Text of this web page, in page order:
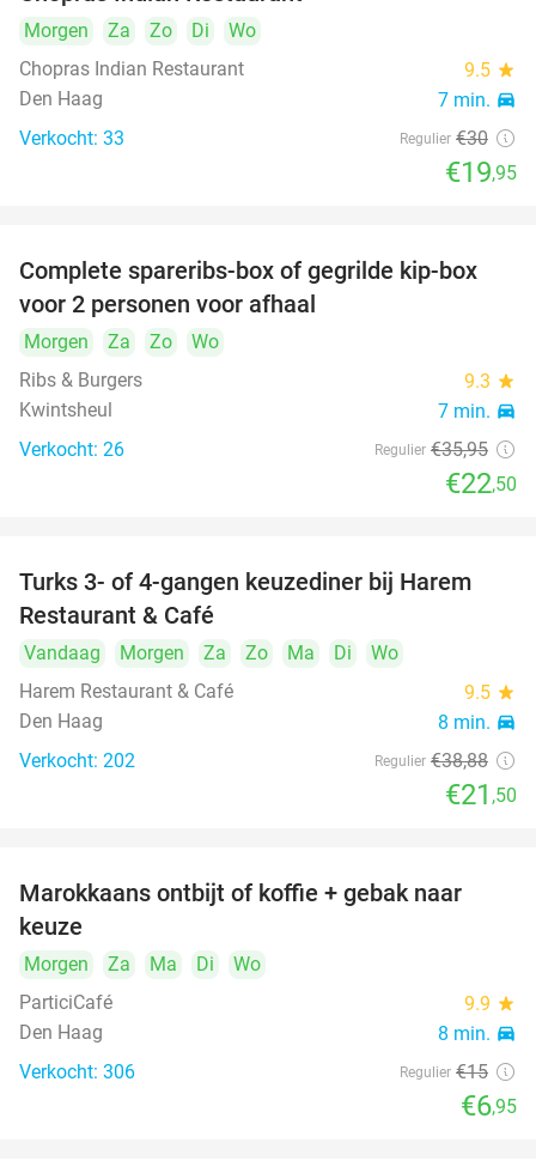
Morgen Za Zo Di
Wo
Chopras Indian Restaurant
9.5 star
Den Haag 7 min. directions_car
Verkocht: 33 Regulier €30
€19,95
37%
Complete spareribs-box of gegrilde kip-box
voor 2 personen voor afhaal
Morgen Za Zo
Wo
Ribs & Burgers
9.3 star
Kwintsheul 7 min. directions_car
Verkocht: 26 Regulier €35,95
€22,50
45%
Turks 3- of 4-gangen keuzediner bij Harem
Restaurant & Café
Vandaag Morgen Za Zo Ma Di
Wo
Harem Restaurant & Café
9.5 star
Den Haag 8 min. directions_car
Verkocht: 202 Regulier €38,88
€21 ,50
Marokkaans ontbijt of koffie + gebak naar
keuze
Morgen Za Ma Di
Wo
ParticiCafé
9.9 star
Den Haag 8 min. directions_car
Verkocht: 306 Regulier €15
€6,95